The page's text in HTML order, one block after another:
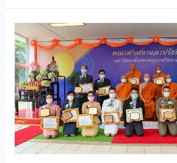
เกณฑ์
มาตรฐาน
หลักสูตร
ระดับ
ปริญญา
ตรี
พ.ศ.
๒๕๖๕
มหา
มกุฏ
ราช
วิทยาลัย
เปิด
พิธี
ปฐมนิเทศ
นักศึกษา
ภาย
ใต้
โครงการ